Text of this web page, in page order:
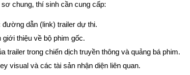
sơ chung, thí sinh cần cung cấp:
đường dẫn (link) trailer dự thi.
giới thiệu về bộ phim gốc.
trailer trong chiến dịch truyền thông và quảng bá phim.
visual và các tài sản nhận diện liên quan.